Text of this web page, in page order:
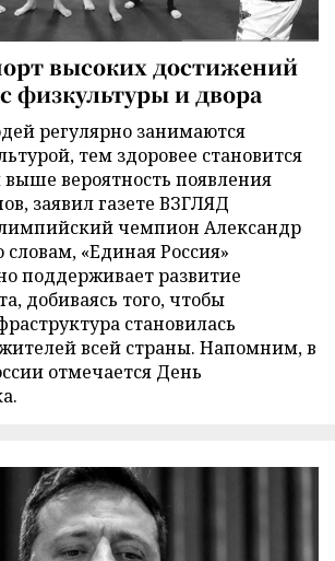
высоких достижений
физкультуры и двора
регулярно занимаются
тем здоровее становится
вероятность появления
заявил газете ВЗГЛЯД
чемпион Александр
«Единая Россия»
поддерживает развитие
добиваясь того, чтобы
становилась
всей страны. Напомним, в
отмечается День